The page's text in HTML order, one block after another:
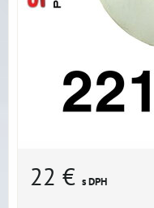
22 € s DPH